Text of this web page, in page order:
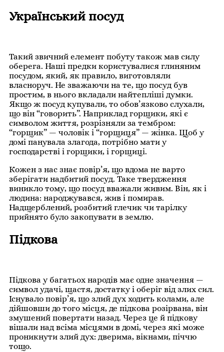
Український посуд
Такий звичний елемент побуту також мав силу
оберега. Наші предки користувалися глиняним
посудом, який, як правило, виготовляли
власноруч. Не зважаючи на те, що посуд був
простим, в нього вкладали найтепліші думки.
Якщо ж посуд купували, то обов’язково слухали,
що він “говорить”. Наприклад горщики, які є
символом життя, розрізняли за тембром:
“горщик” — чоловік і “горщиця” — жінка. Щоб у
домі панувала злагода, потрібно мати у
господарстві і горщики, і горщиці.
Кожен з нас знає повір’я, що вдома не варто
зберігати надбитий посуд. Таке твердження
виникло тому, що посуд вважали живим. Він, як і
людина: народжувався, жив і помирав.
Надщерблений, розбитий глечик чи тарілку
прийнято було закопувати в землю.
Підкова
Підкова у багатьох народів має одне значення —
символ удачі, щастя, достатку і оберіг від злих сил.
Існувало повір’я, що злий дух ходить колами, але
дійшовши до того місця, де підкова розірвана, він
змушений повертати назад. Через це й підкову
вішали над всіма місцями в домі, через які може
проникнути злий дух: дверима, вікнами, піччю
тощо.